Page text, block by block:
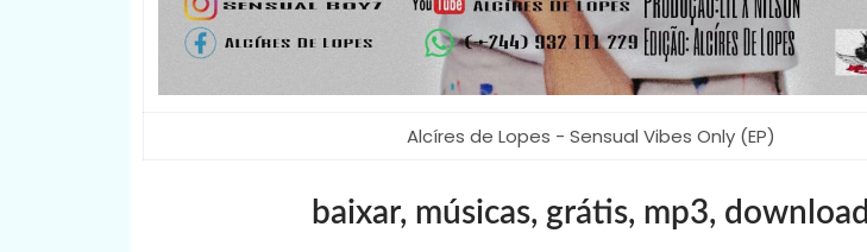
Alcíres de Lopes - Sensual Vibes Only (EP)
baixar, músicas, grátis, mp3, download